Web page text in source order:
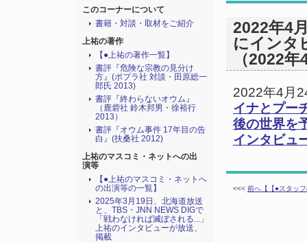
2022年4
にインタ
（2022
2022年4月
イナとプー
後の世界を
インタビュ
<<< 前へ【【●スタッ
このコーナーについて
書籍・対談・取材をご紹介
上祐の著作
【●上祐の著作一覧】
書評『危険な宗教の見分け
方』(ポプラ社 対談・田原総一
郎氏 2013)
書評『終わらないオウム』
（鹿砦社 鈴木邦男・徐裕行
2013）
書評『オウム事件 17年目の告
白』(扶桑社 2012)
上祐のマスコミ・ネットへの出
演等
【●上祐のマスコミ・ネットへ
の出演等の一覧】
2025年3月19日、北海道放送
と、TBS・JNN NEWS DIGで
「戦わなければ滅ぼされる...」
上祐のインタビューが放送、
掲載